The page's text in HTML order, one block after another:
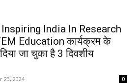
Inspiring India In Research
Education कार्यक्रम के
जा चुका है 3 दिवशीय
23, 2024 0